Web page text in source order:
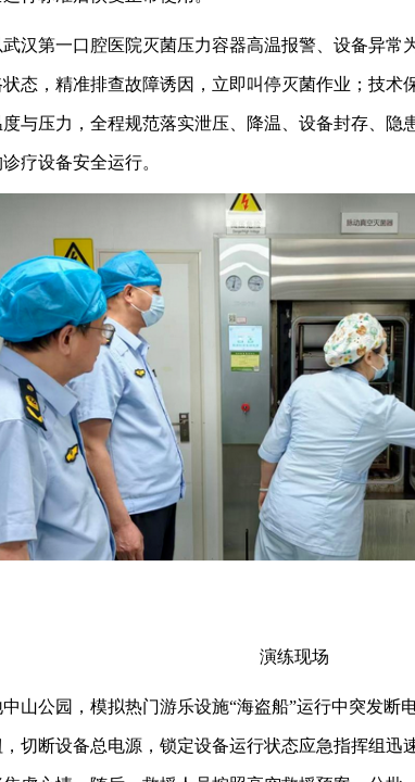
汉第一口腔医院灭菌压力容器高温报警、设备异常
态，精准排查故障诱因，立即叫停灭菌作业；技
与压力，全程规范落实泄压、降温、设备封存、
疗设备安全运行。
演练现场
山公园，模拟热门游乐设施“海盗船”运行中突发
切断设备总电源，锁定设备运行状态应急指挥组